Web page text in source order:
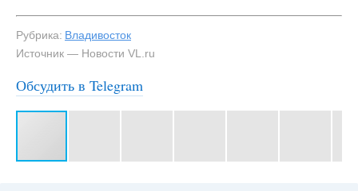
Рубрика: Владивосток
Источник — Новости VL.ru
Обсудить в Telegram